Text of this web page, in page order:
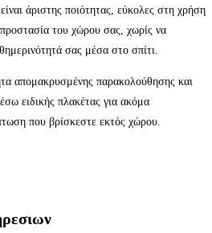
άριστης ποιότητας, εύκολες στη χρήση
του χώρου σας, χωρίς να
σας μέσα στο σπίτι.
απομακρυσμένης παρακολούθησης και
ειδικής πλακέτας για ακόμα
που βρίσκεστε εκτός χώρου.